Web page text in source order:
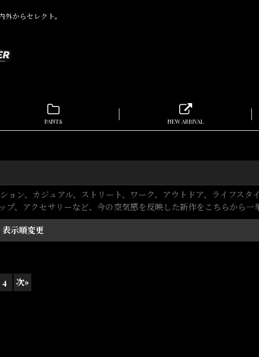
からセレクト。
PANTS NEW ARRIVAL
ン、カジュアル、ストリート、ワーク、アウトドア、ライフスタ
、アクセサリーなど、今の空気感を反映した新作をこちらから一
表示順変更
4 次»